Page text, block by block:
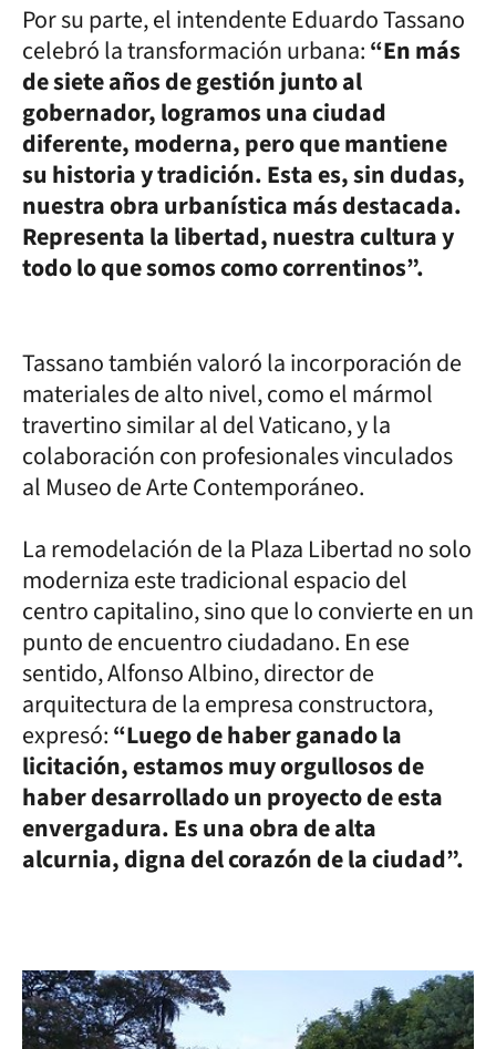
Por su parte, el intendente Eduardo Tassano
celebró la transformación urbana:“En más
de siete años de gestión junto al
gobernador, logramos una ciudad
diferente, moderna, pero que mantiene
su historia y tradición. Esta es, sin dudas,
nuestra obra urbanística más destacada.
Representa la libertad, nuestra cultura y
todo lo que somos como correntinos”.
Tassano también valoró la incorporación de
materiales de alto nivel, como el mármol
travertino similar al del Vaticano, y la
colaboración con profesionales vinculados
al Museo de Arte Contemporáneo.
La remodelación de la Plaza Libertad no solo
moderniza este tradicional espacio del
centro capitalino, sino que lo convierte en un
punto de encuentro ciudadano. En ese
sentido, Alfonso Albino, director de
arquitectura de la empresa constructora,
expresó:“Luego de haber ganado la
licitación, estamos muy orgullosos de
haber desarrollado un proyecto de esta
envergadura. Es una obra de alta
alcurnia, digna del corazón de la ciudad”.